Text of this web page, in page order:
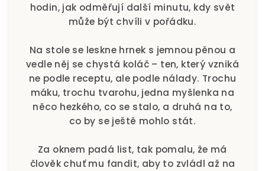
hodin, jak odměřují další minutu, kdy svět
může být chvíli v pořádku.
Na stole se leskne hrnek s jemnou pěnou a
vedle něj se chystá koláč – ten, který vzniká
ne podle receptu, ale podle nálady. Trochu
máku, trochu tvarohu, jedna myšlenka na
něco hezkého, co se stalo, a druhá na to,
co by se ještě mohlo stát.
Za oknem padá list, tak pomalu, že má
člověk chuť mu fandit, aby to zvládl až na